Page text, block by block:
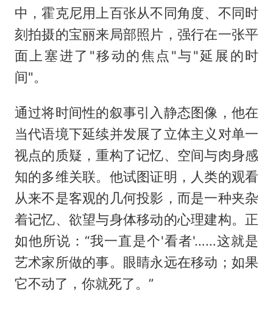
中，霍克尼用上百张从不同角度、不同时
刻拍摄的宝丽来局部照片，强行在一张平
面上塞进了"移动的焦点"与"延展的时
间"。
通过将时间性的叙事引入静态图像，他在
当代语境下延续并发展了立体主义对单一
视点的质疑，重构了记忆、空间与肉身感
知的多维关联。他试图证明，人类的观看
从来不是客观的几何投影，而是一种夹杂
着记忆、欲望与身体移动的心理建构。正
如他所说：“我一直是个'看者'……这就是
艺术家所做的事。眼睛永远在移动；如果
它不动了，你就死了。”